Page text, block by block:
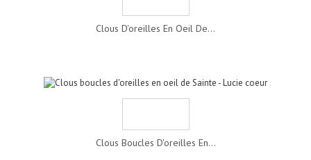
Clous D'oreilles En Oeil De...
Clous Boucles D'oreilles En...